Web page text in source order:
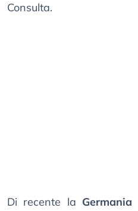
Consulta.
Di recente la Germania